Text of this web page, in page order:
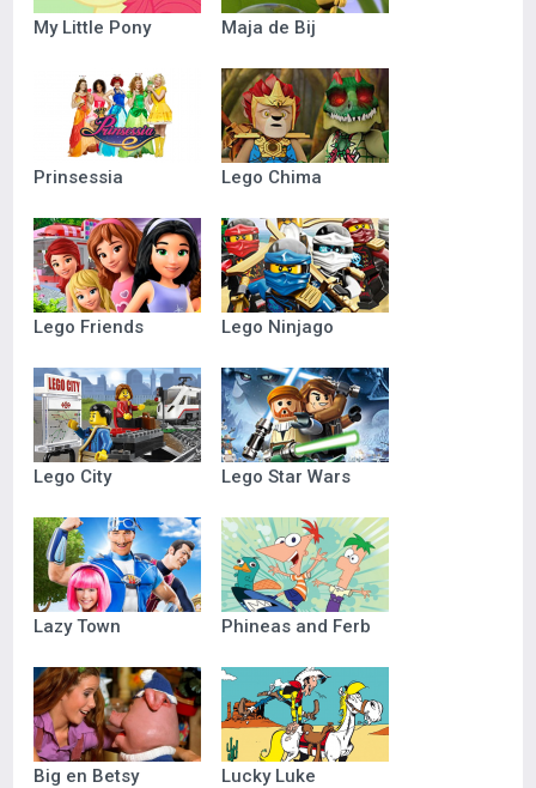
My Little Pony Maja de Bij
Prinsessia Lego Chima
Lego Friends Lego Ninjago
Lego City Lego Star Wars
Lazy Town Phineas and Ferb
Big en Betsy Lucky Luke